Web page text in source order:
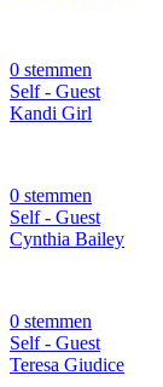
0 stemmen
Self - Guest
Kandi Girl
0 stemmen
Self - Guest
Cynthia Bailey
0 stemmen
Self - Guest
Teresa Giudice